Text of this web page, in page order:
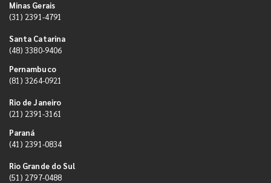
Minas Gerais
(31) 2391-4791
Santa Catarina
(48) 3380-9406
Pernambuco
(81) 3264-0921
Rio de Janeiro
(21) 2391-3161
Paraná
(41) 2391-0834
Rio Grande do Sul
(51) 2797-0488